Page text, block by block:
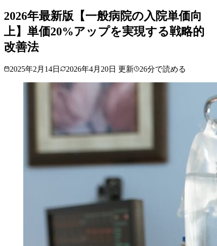
2026年最新版【一般病院の入院単価向
上】単価20%アップを実現する戦略的
改善法
2025年2月14日 2026年4月20日 更新 26分で読める